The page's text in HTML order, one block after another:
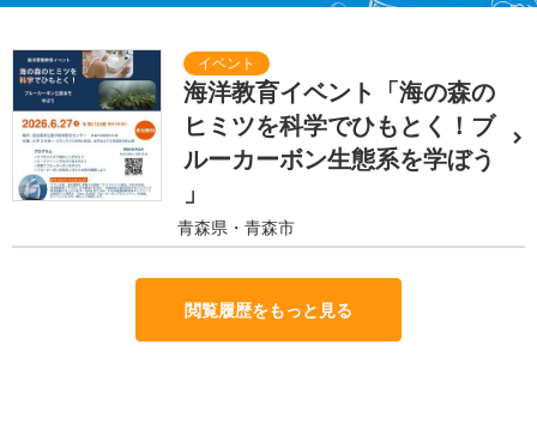
海洋教育イベント「海の森の
ヒミツを科学でひもとく！ブ
ルーカーボン生態系を学ぼう
」
青森県・青森市
閲覧履歴をもっと見る